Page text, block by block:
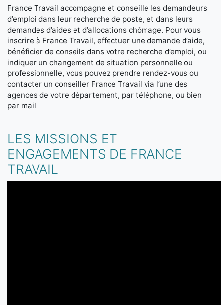
France Travail accompagne et conseille les demandeurs
d’emploi dans leur recherche de poste, et dans leurs
demandes d’aides et d’allocations chômage. Pour vous
inscrire à France Travail, effectuer une demande d’aide,
bénéficier de conseils dans votre recherche d’emploi, ou
indiquer un changement de situation personnelle ou
professionnelle, vous pouvez prendre rendez-vous ou
contacter un conseiller France Travail via l’une des
agences de votre département, par téléphone, ou bien
par mail.
LES MISSIONS ET
ENGAGEMENTS DE FRANCE
TRAVAIL